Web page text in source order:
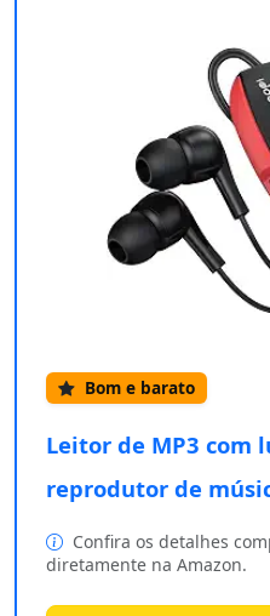
Bom e barato
Leitor de MP3 com
reprodutor de
Confira os detalhes
diretamente na Amazon.